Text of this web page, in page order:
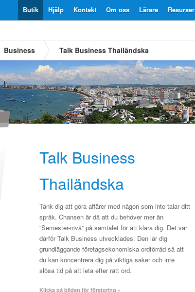
Resurser
Lärare
Om oss
Kontakt
Hjälp
Butik
Business Talk Business Thailändska
Talk Business
Thailändska
Tänk dig att göra affärer med någon som inte talar ditt
språk. Chansen är då att du behöver mer än
“Semester-nivå” på samtalet för att klara dig. Det var
därför Talk Business utvecklades. Den lär dig
grundläggande företagsekonomiska ordförråd så att
du kan koncentrera dig på viktiga saker och inte
slösa tid på att leta efter rätt ord.
Klicka på bilden för förstoring »